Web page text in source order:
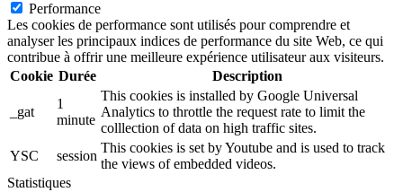
Performance
Les cookies de performance sont utilisés pour comprendre et
analyser les principaux indices de performance du site Web, ce qui
contribue à offrir une meilleure expérience utilisateur aux visiteurs.
Cookie Durée Description
_gat
1
minute
This cookies is installed by Google Universal
Analytics to throttle the request rate to limit the
colllection of data on high traffic sites.
YSC
session
This cookies is set by Youtube and is used to track
the views of embedded videos.
Statistiques